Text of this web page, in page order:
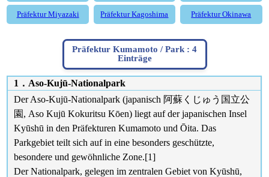
Präfektur Miyazaki Präfektur Kagoshima Präfektur Okinawa
Präfektur Kumamoto / Park : 4
Einträge
1．Aso-Kujū-Nationalpark
Der Aso-Kujū-Nationalpark (japanisch 阿蘇くじゅう国立公
園, Aso Kujū Kokuritsu Kōen) liegt auf der japanischen Insel
Kyūshū in den Präfekturen Kumamoto und Ōita. Das
Parkgebiet teilt sich auf in eine besonders geschützte,
besondere und gewöhnliche Zone.[1]
Der Nationalpark, gelegen im zentralen Gebiet von Kyūshū,